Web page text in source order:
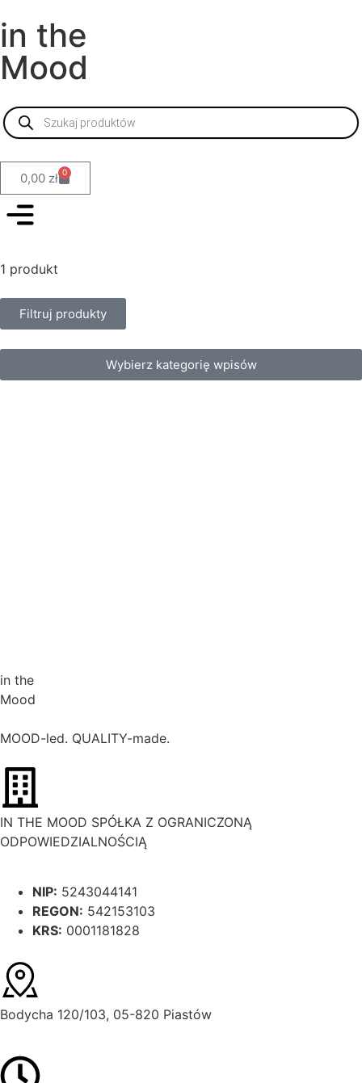
in the
Mood
0,00 zł 0
1 produkt
Filtruj produkty
Wybierz kategorię wpisów
in the
Mood
MOOD-led. QUALITY-made.
IN THE MOOD SPÓŁKA Z OGRANICZONĄ
ODPOWIEDZIALNOŚCIĄ
NIP: 5243044141
REGON: 542153103
KRS: 0001181828
Bodycha 120/103, 05-820 Piastów